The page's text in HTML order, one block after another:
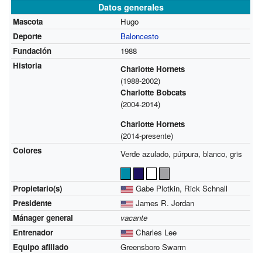
Datos generales
Mascota
Hugo
Deporte
Baloncesto
Fundación
1988
Historia
Charlotte Hornets
(1988-2002)
Charlotte Bobcats
(2004-2014)
Charlotte Hornets
(2014-presente)
Colores
Verde azulado, púrpura, blanco, gris
Propietario(s)
Gabe Plotkin, Rick Schnall
Presidente
James R. Jordan
Mánager general
vacante
Entrenador
Charles Lee
Equipo afiliado
Greensboro Swarm